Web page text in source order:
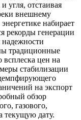
угля, отстаивая
внешнему
набирает
рекорды генерации
надежности
традиционные
цен на
стабилизации
на экспорт
обзор
газового,
текущую дату.